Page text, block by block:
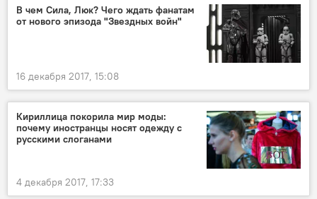
В чем Сила, Люк? Чего ждать фанатам
от нового эпизода "Звездных войн"
16 декабря 2017, 15:08
Кириллица покорила мир моды:
почему иностранцы носят одежду с
русскими слоганами
4 декабря 2017, 17:33